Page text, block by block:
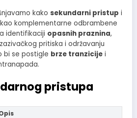
kako sekundarni pristup i
komplementarne odbrambene
identifikaciji opasnih praznina,
pritiska i održavanju
bi se postigle brze tranzicije i
pristupa